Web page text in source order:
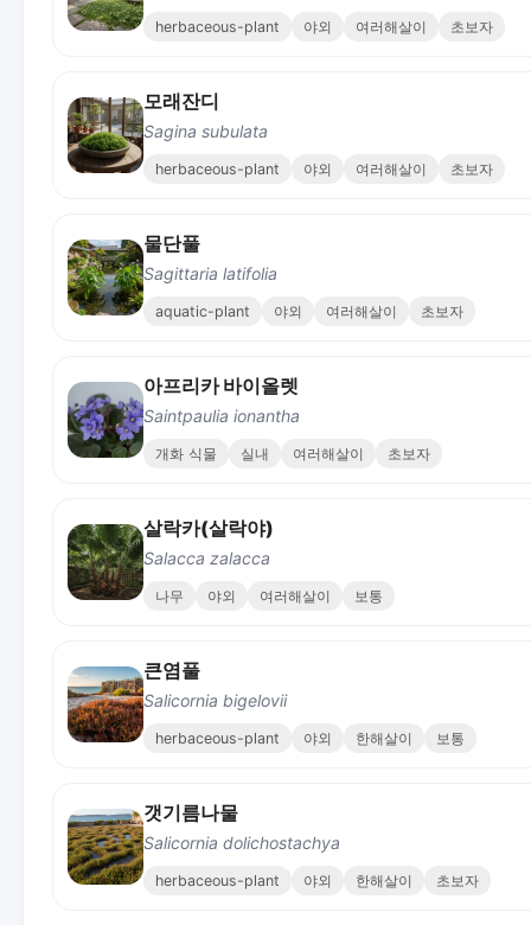
herbaceous-plant 야외 여러해살이 초보자
모래잔디
Sagina subulata
herbaceous-plant 야외 여러해살이 초보자
물단풀
Sagittaria latifolia
aquatic-plant 야외 여러해살이 초보자
아프리카 바이올렛
Saintpaulia ionantha
개화 식물 실내 여러해살이 초보자
살락카(살락야)
Salacca zalacca
나무 야외 여러해살이 보통
큰염풀
Salicornia bigelovii
herbaceous-plant 야외 한해살이 보통
갯기름나물
Salicornia dolichostachya
herbaceous-plant 야외 한해살이 초보자